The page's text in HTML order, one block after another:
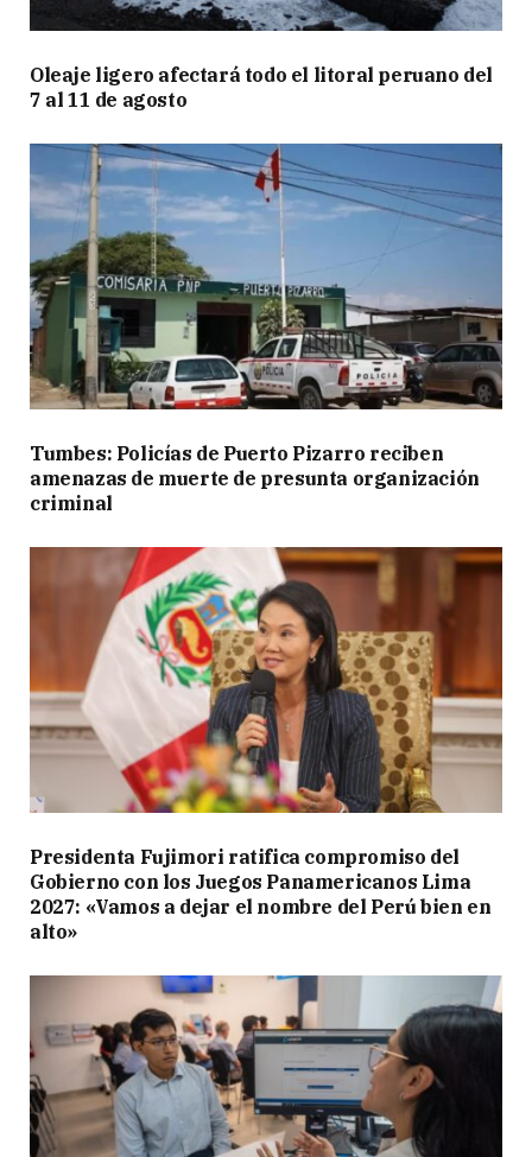
Oleaje ligero afectará todo el litoral peruano del
7 al 11 de agosto
Tumbes: Policías de Puerto Pizarro reciben
amenazas de muerte de presunta organización
criminal
Presidenta Fujimori ratifica compromiso del
Gobierno con los Juegos Panamericanos Lima
2027: «Vamos a dejar el nombre del Perú bien en
alto»